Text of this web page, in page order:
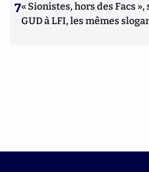
7« Sionistes, hors des Facs
GUD à LFI, les mêmes